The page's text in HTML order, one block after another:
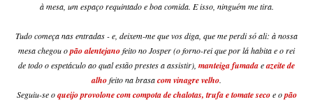
à mesa, um espaço requintado e boa comida. E isso, ninguém me tira.
Tudo começa nas entradas - e, deixem-me que vos diga, que me perdi só ali: à nossa
mesa chegou opão alentejanofeito no Josper (o forno-rei que por lá habita e o rei
de todo o espetáculo ao qual estão prestes a assistir), manteiga fumadaeazeite de
alhofeito na brasacom vinagre velho.
Seguiu-se oqueijo provolone com compota de chalotas, trufa e tomate secoe opão